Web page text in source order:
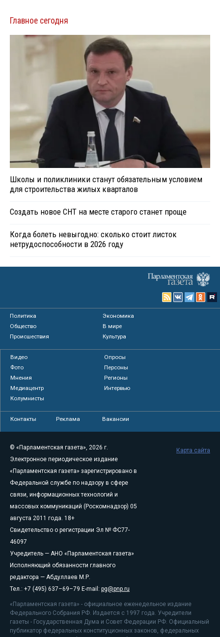
Главное сегодня
Школы и поликлиники станут обязательным условием
для строительства жилых кварталов
Создать новое СНТ на месте старого станет проще
Когда болеть невыгодно: сколько стоит листок
нетрудоспособности в 2026 году
Политика
Экономика
Общество
В мире
Происшествия
Культура
Видео
Опросы
Фото
Персоны
Мнения
Регионы
Медиацентр
Интервью
Колумнисты
Контакты Реклама Вакансии
© «Парламентская газета», 2026 г.
Электронное периодическое издание
«Парламентская газета» зарегистрировано в
Федеральной службе по надзору в сфере
связи, информационных технологий и
массовых коммуникаций (Роскомнадзор) 05
августа 2011 года. 18+
Свидетельство о регистрации Эл № ФС77-
46097
Учредитель — АНО «Парламентская газета»
Исполняющий обязанности главного
редактора — Абдуллаев М.Р.
Тел.: +7 (495) 637–69–79 E-mail: pg@pnp.ru
«Парламентская газета» - официальное еженедельное издание
Федерального Собрания РФ. Издается с 1997 года. Учредители
газеты - Государственная Дума и Совет Федерации РФ. Официальный
публикатор федеральных конституционных законов, федеральных
Карта сайта